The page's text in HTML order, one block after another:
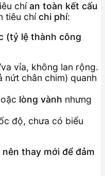
chían toàn kết cấu
tiêu chíchi phí:
(tỷ lệ thành công
vỉa, không lan rộng.
nứt chân chim) quanh
lòng vành nhưng
độ, chưa có biểu
thay mới để đảm